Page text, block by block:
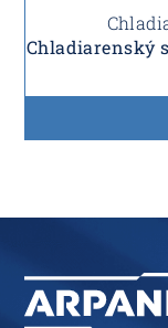
Chladiarenský